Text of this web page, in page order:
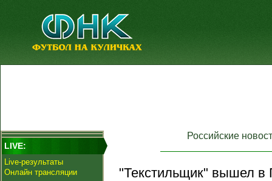
LIVE:
Live-результаты
Онлайн трансляции
Российские
"Текстильщик" вышел в